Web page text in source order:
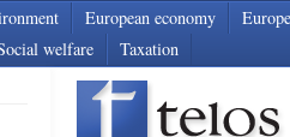
European economy
welfare Taxation